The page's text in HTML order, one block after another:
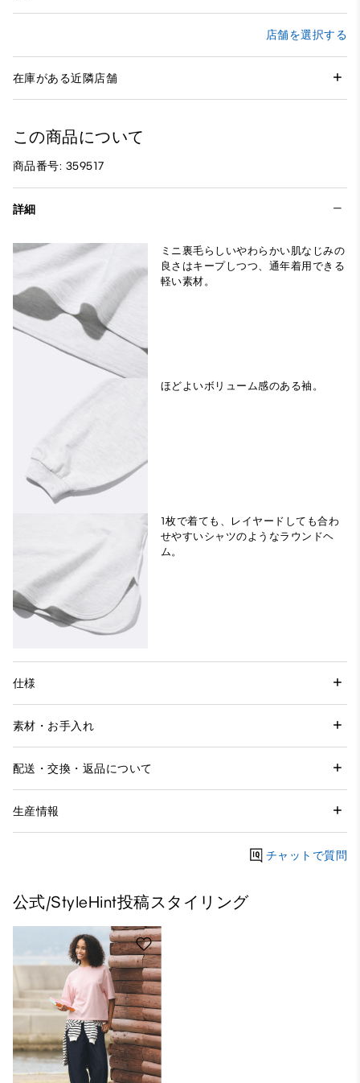
店舗を選択する
在庫がある近隣店舗
この商品について
商品番号: 359517
詳細
ミニ裏毛らしいやわらかい肌なじみの
良さはキープしつつ、通年着用できる
軽い素材。
ほどよいボリューム感のある袖。
1枚で着ても、レイヤードしても合わ
せやすいシャツのようなラウンドヘ
ム。
仕様
素材・お手入れ
配送・交換・返品について
生産情報
チャットで質問
公式/StyleHint投稿スタイリング